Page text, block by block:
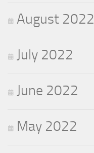
August 2022
July 2022
June 2022
May 2022